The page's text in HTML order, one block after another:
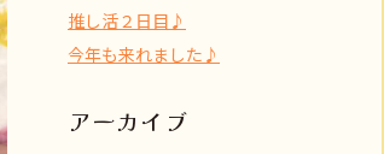
推し活２日目♪
今年も来れました♪
アーカイブ